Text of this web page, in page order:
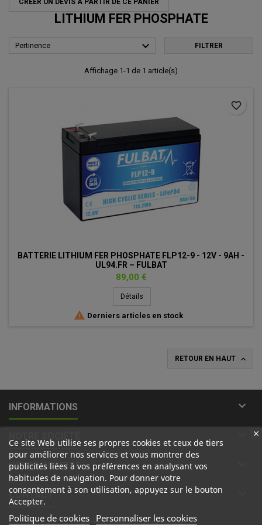
CRÉER UN DEVIS À PARTIR DE CE PANIER
LITHIUM FER PHOSPHATE
Pertinence  FILTRER
Affichage 1-1 de 1 article(s)
BATTERIE LITHIUM FER PHOSPHATE FLP12-9 - 12V - 9AH -
UL94.FR – FULBAT
Prix
89,00 €
Détails
 Derniers articles en stock
favorite_border
RETOUR EN HAUT 
INFORMATIONS 
VOTRE COMPTE
CONTACT
Ce site Web utilise ses propres cookies et ceux de tiers
pour améliorer nos services et vous montrer des
publicités liées à vos préférences en analysant vos
habitudes de navigation. Pour donner votre
consentement à son utilisation, appuyez sur le bouton
Accepter.
Politique de cookies Personnaliser les cookies